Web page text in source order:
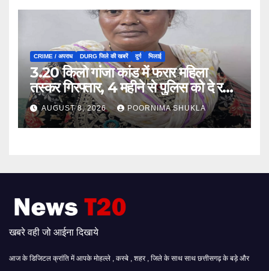
CRIME / अपराध DURG जिले की खबरें दुर्ग भिलाई
3.20 किलो गांजा कांड में फरार महिला
तस्कर गिरफ्तार, 4 महीने से पुलिस को दे रही
थी चकमा…
AUGUST 8, 2026 POORNIMA SHUKLA
खबरे वही जो आईना दिखाये
आज के डिजिटल क्रांति में आपके मोहल्ले , कस्बे , शहर , जिले के साथ साथ छत्तीसगढ़ के बड़े और